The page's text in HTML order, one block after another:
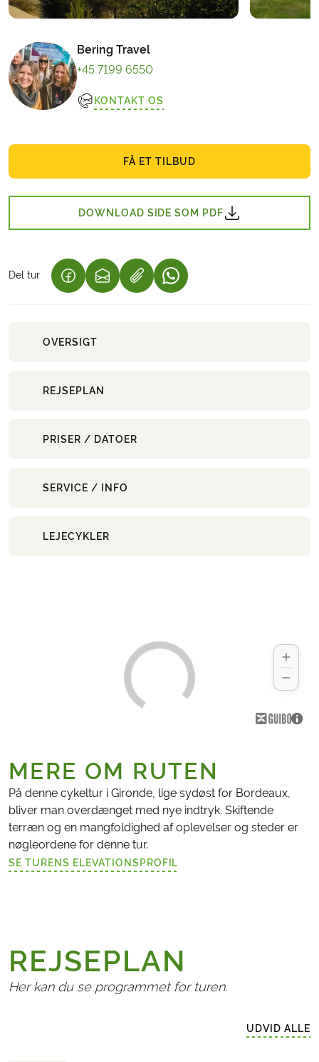
Bering Travel
+45 7199 6550
KONTAKT OS
FÅ ET TILBUD
DOWNLOAD SIDE SOM PDF
Del tur (LINK ÅBNER I NY FANE)
(LINK ÅBNER I NY FANE)(LINK ÅBNER I NY FANE)
OVERSIGT
REJSEPLAN
PRISER / DATOER
SERVICE / INFO
LEJECYKLER
MERE OM RUTEN
På denne cykeltur i Gironde, lige sydøst for Bordeaux,
bliver man overdænget med nye indtryk. Skiftende
terræn og en mangfoldighed af oplevelser og steder er
nøgleordene for denne tur.
SE TURENS ELEVATIONSPROFIL
REJSEPLAN
Her kan du se programmet for turen.
UDVID ALLE